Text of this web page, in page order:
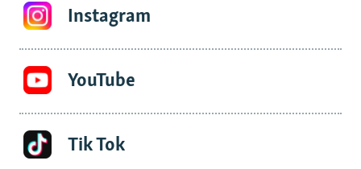
Instagram
YouTube
Tik Tok